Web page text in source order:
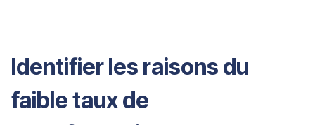
Identifier les raisons du
faible taux de